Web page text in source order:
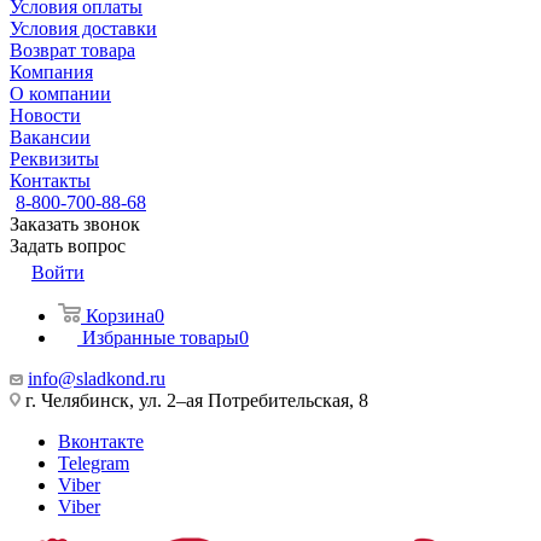
Условия оплаты
Условия доставки
Возврат товара
Компания
О компании
Новости
Вакансии
Реквизиты
Контакты
8-800-700-88-68
Заказать звонок
Задать вопрос
Войти
Корзина0
Избранные товары0
info@sladkond.ru
г. Челябинск, ул. 2–ая Потребительская, 8
Вконтакте
Telegram
Viber
Viber